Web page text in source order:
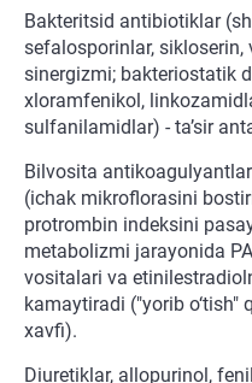
Bakteritsid antibiotiklar
sefalosporinlar, sikloserin,
sinergizmi; bakteriostatik
xloramfenikol,
sulfanilamidlar) - ta’sir
Bilvosita
(ichak mikroflorasini
protrombin indeksini
metabolizmi jarayonida
vositalari va
kamaytiradi ("yorib
xavfi).
Diuretiklar, allopurinol,